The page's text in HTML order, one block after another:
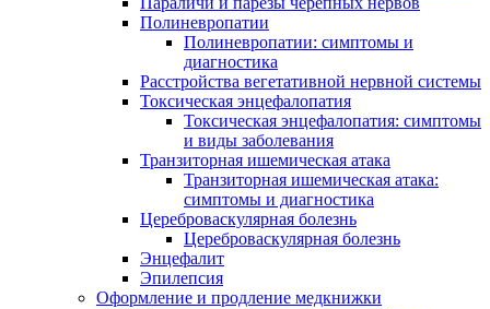
Полиневропатии
Полиневропатии: симптомы и
диагностика
Расстройства вегетативной нервной системы
Токсическая энцефалопатия
Токсическая энцефалопатия: симптомы
и виды заболевания
Транзиторная ишемическая атака
Транзиторная ишемическая атака:
симптомы и диагностика
Цереброваскулярная болезнь
Цереброваскулярная болезнь
Энцефалит
Эпилепсия
Оформление и продление медкнижки